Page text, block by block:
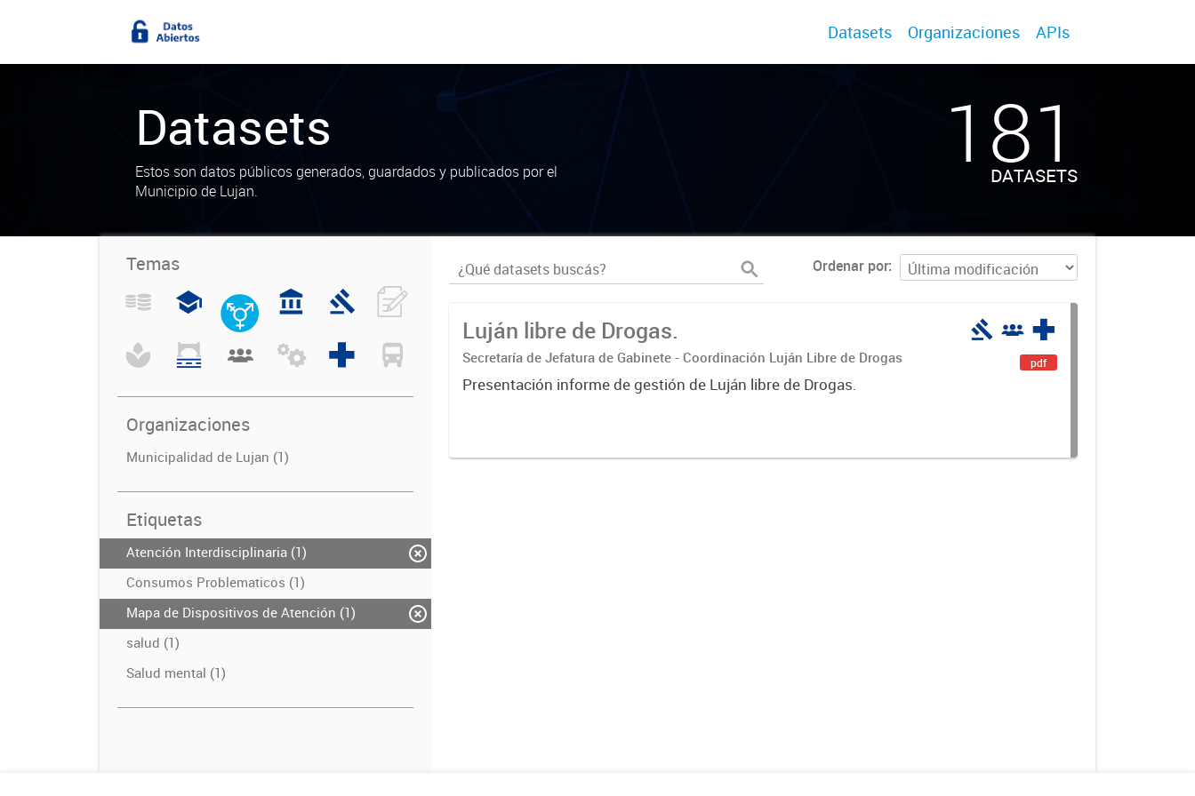
Datasets Organizaciones APIs
Datasets
Estos son datos públicos generados, guardados y publicados por el
Municipio de Lujan.
181
DATASETS
Temas
Organizaciones
Municipalidad de Lujan (1)
Etiquetas
Atención Interdisciplinaria (1)
Consumos Problematicos (1)
Mapa de Dispositivos de Atención (1)
salud (1)
Salud mental (1)
Ordenar por
Luján libre de Drogas.
Secretaría de Jefatura de Gabinete - Coordinación Luján Libre de Drogas
Presentación informe de gestión de Luján libre de Drogas.
pdf